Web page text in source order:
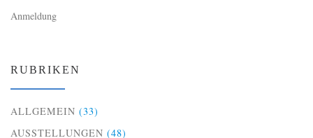
Anmeldung
RUBRIKEN
ALLGEMEIN (33)
AUSSTELLUNGEN (48)